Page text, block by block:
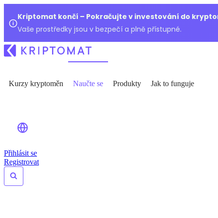
Kriptomat končí – Pokračujte v investování do
Vaše prostředky jsou v bezpečí a plně přístupné.
Kurzy kryptoměn Naučte se Produkty Jak to funguje
Přihlásit se
Registrovat